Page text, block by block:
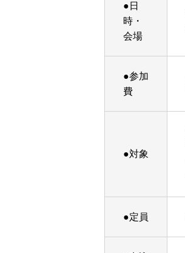
●日
時・
会場
●参加
費
●対象
●定員